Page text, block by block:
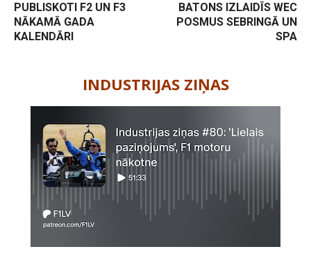
PUBLISKOTI F2 UN F3
NĀKAMĀ GADA
KALENDĀRI
BATONS IZLAIDĪS WEC
POSMUS SEBRINGĀ UN
SPA
INDUSTRIJAS ZIŅAS